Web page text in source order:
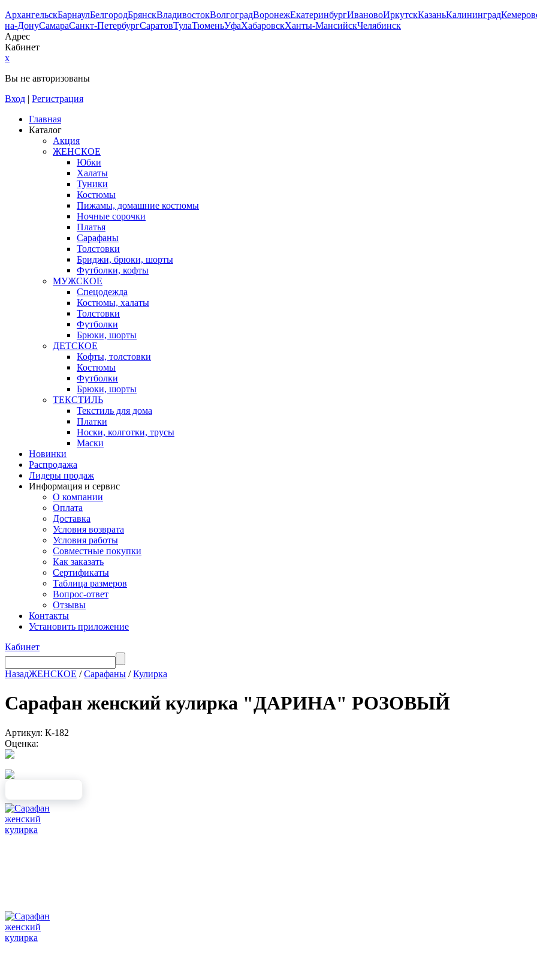
АрхангельскБарнаулБелгородБрянскВладивостокВолгоградВоронежЕкатеринбургИвановоИркутскКазаньКалининград
на-ДонуСамараСанкт-ПетербургСаратовТулаТюменьУфаХабаровскХанты-МансийскЧелябинск
Адрес
Кабинет
x
Вы не авторизованы
Вход | Регистрация
Главная
Каталог
Акция
ЖЕНСКОЕ
Юбки
Халаты
Туники
Костюмы
Пижамы, домашние костюмы
Ночные сорочки
Платья
Сарафаны
Толстовки
Бриджи, брюки, шорты
Футболки, кофты
МУЖСКОЕ
Спецодежда
Костюмы, халаты
Толстовки
Футболки
Брюки, шорты
ДЕТСКОЕ
Кофты, толстовки
Костюмы
Футболки
Брюки, шорты
ТЕКСТИЛЬ
Текстиль для дома
Платки
Носки, колготки, трусы
Маски
Новинки
Распродажа
Лидеры продаж
Информация и сервис
О компании
Оплата
Доставка
Условия возврата
Условия работы
Совместные покупки
Как заказать
Сертификаты
Таблица размеров
Вопрос-ответ
Отзывы
Контакты
Установить приложение
Кабинет
НазадЖЕНСКОЕ /Сарафаны /Кулирка
Сарафан женский кулирка "ДАРИНА" РОЗОВЫЙ
Артикул: К-182
Оценка: